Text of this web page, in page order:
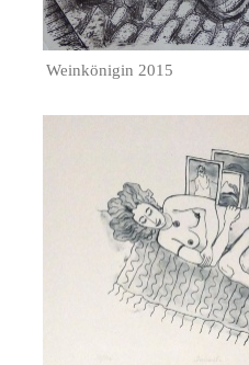
Weinkönigin 2015